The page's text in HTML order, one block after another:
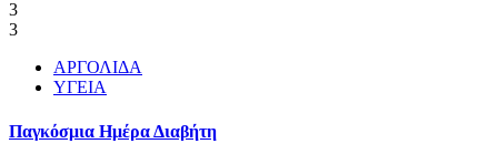
3
3
ΑΡΓΟΛΙΔΑ
ΥΓΕΙΑ
Παγκόσμια Ημέρα Διαβήτη